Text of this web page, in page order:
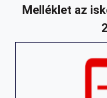
Melléklet az